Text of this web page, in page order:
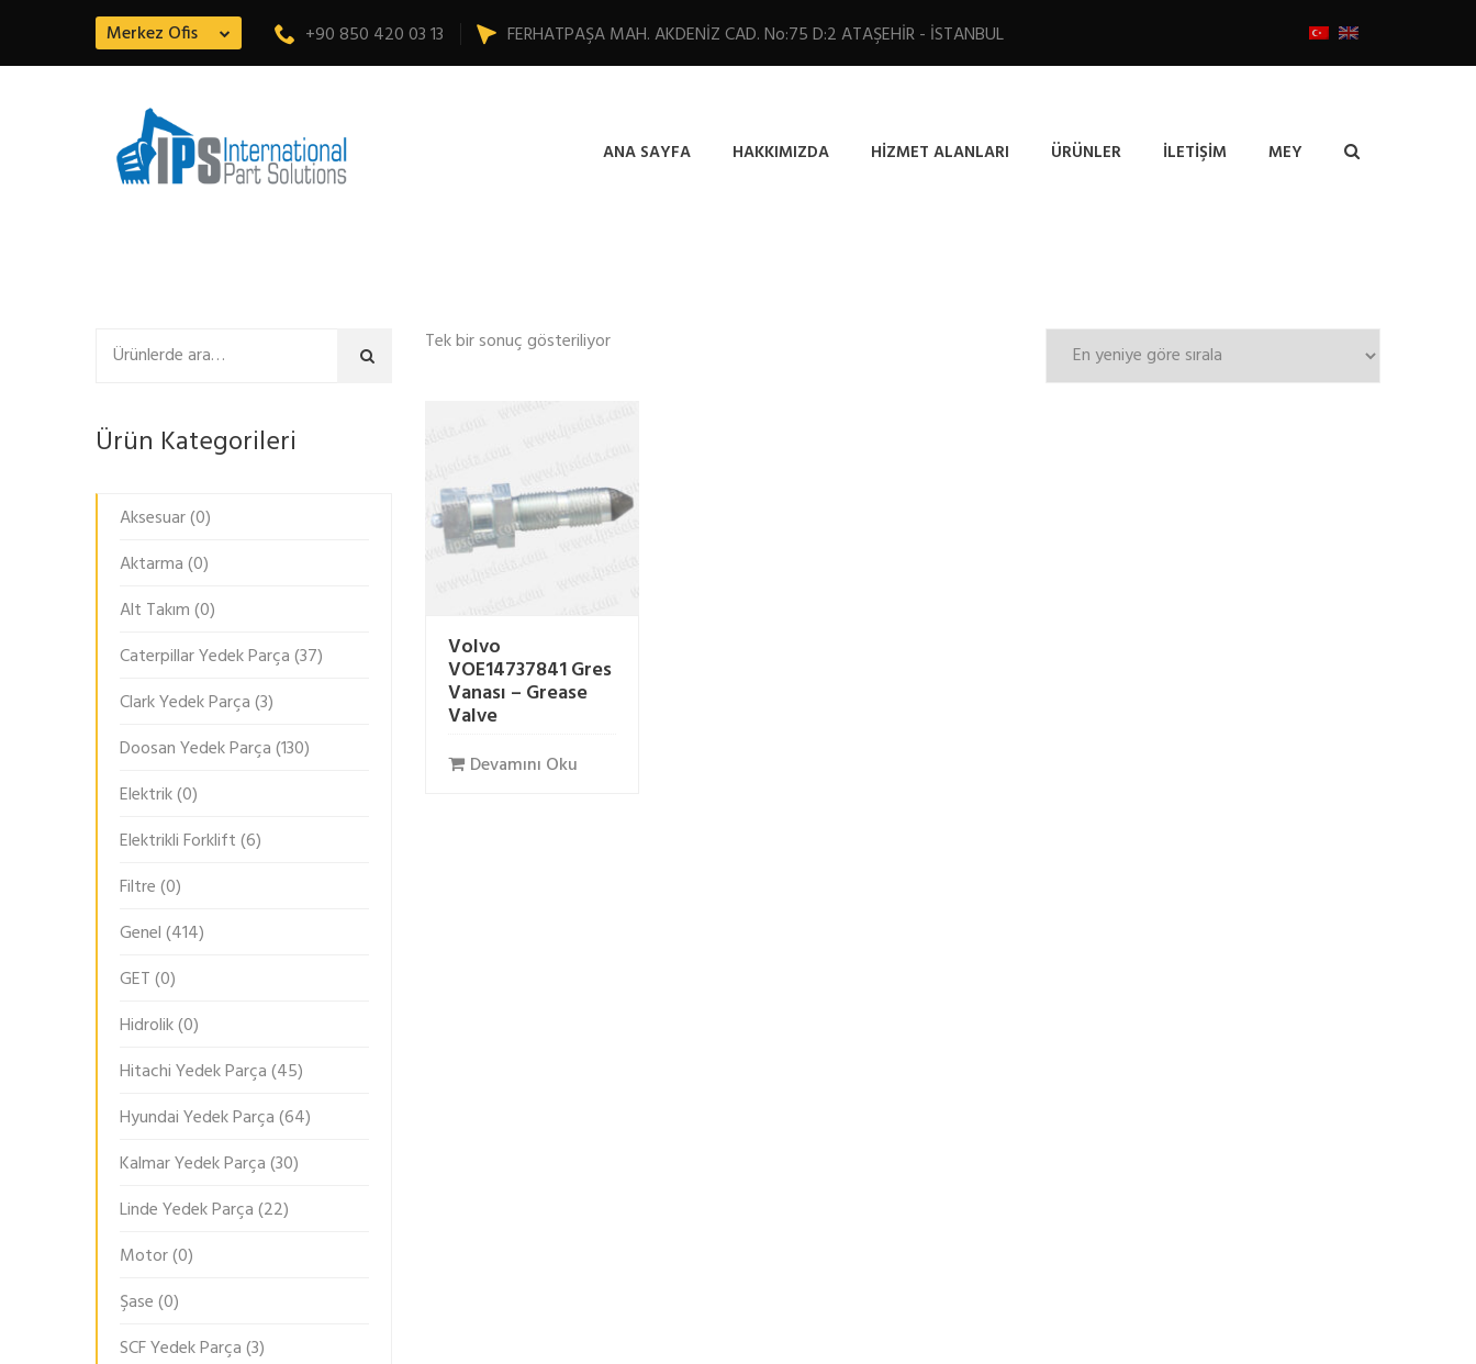
Merkez Ofis +90 850 420 03 13 FERHATPAŞA MAH. AKDENİZ CAD. No:75 D:2 ATAŞEHİR - İSTANBUL
ANA SAYFA HAKKIMIZDA HIZMET ALANLARI ÜRÜNLER İLETIŞIM MEY
Tek bir sonuç gösteriliyor
Volvo
VOE14737841 Gres
Vanası – Grease
Valve
Devamını Oku
Ara
Ürün Kategorileri
Aksesuar(0)
Aktarma(0)
Alt Takım(0)
Caterpillar Yedek Parça(37)
Clark Yedek Parça(3)
Doosan Yedek Parça(130)
Elektrik(0)
Elektrikli Forklift(6)
Filtre(0)
Genel(414)
GET(0)
Hidrolik(0)
Hitachi Yedek Parça(45)
Hyundai Yedek Parça(64)
Kalmar Yedek Parça(30)
Linde Yedek Parça(22)
Motor(0)
Şase(0)
SCF Yedek Parça(3)